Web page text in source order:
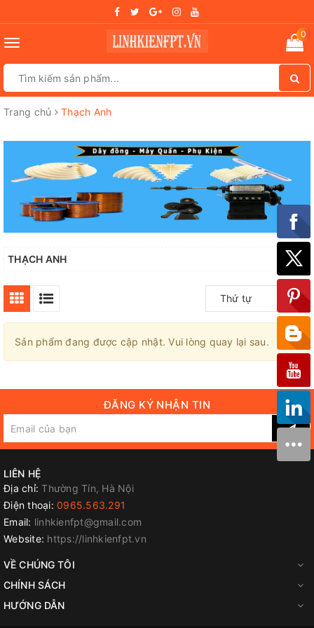
Toggle
0
Trang chủ Thạch Anh
THẠCH ANH
Thứ tự
×
Sản phẩm đang được cập nhật. Vui lòng quay lại sau.
ĐĂNG KÝ NHẬN TIN
LIÊN HỆ
Địa chỉ: Thường Tín, Hà Nội
Điện thoại: 0965.563.291
Email: linhkienfpt@gmail.com
Website: https://linhkienfpt.vn
VỀ CHÚNG TÔI
CHÍNH SÁCH
HƯỚNG DẪN